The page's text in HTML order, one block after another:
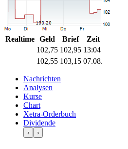
Realtime Geld Brief
Zeit
102,75 102,95 13:04
102,55 103,15 07.08.
Nachrichten
Analysen
Kurse
Chart
Xetra-Orderbuch
Dividende
‹ ›